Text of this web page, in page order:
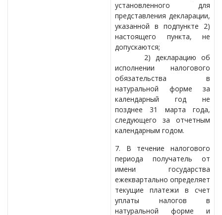
установленного для
представления декларации,
указанной в подпункте 2)
настоящего пункта, не
допускаются;
2) декларацию об
исполнении налогового
обязательства в
натуральной форме за
календарный год не
позднее 31 марта года,
следующего за отчетным
календарным годом.
7. В течение налогового
периода получатель от
имени государства
ежеквартально определяет
текущие платежи в счет
уплаты налогов в
натуральной форме и